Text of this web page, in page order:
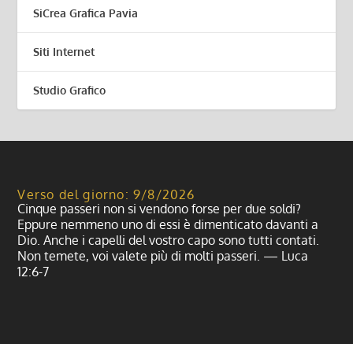
SiCrea Grafica Pavia
Siti Internet
Studio Grafico
Verso del giorno: 9/8/2026
Cinque passeri non si vendono forse per due soldi?
Eppure nemmeno uno di essi è dimenticato davanti a
Dio. Anche i capelli del vostro capo sono tutti contati.
Non temete, voi valete più di molti passeri. — Luca
12:6-7